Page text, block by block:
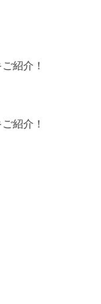
紹介！
紹介！